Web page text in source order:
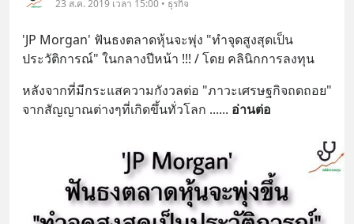
23 ส.ค. 2019 เวลา 15:00 • ธุรกิจ
'JP Morgan' ฟันธงตลาดหุ้นจะพุ่ง "ทำจุดสูงสุดเป็น
ประวัติการณ์" ในกลางปีหน้า !!! / โดย คลินิกการลงทุน
หลังจากที่มีกระแสความกังวลต่อ "ภาวะเศรษฐกิจถดถอย"
จากสัญญาณต่างๆที่เกิดขึ้นทั่วโลก ...... อ่านต่อ